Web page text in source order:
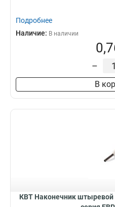
Подробнее
Наличие: В наличии
–
В
КВТ Наконечник